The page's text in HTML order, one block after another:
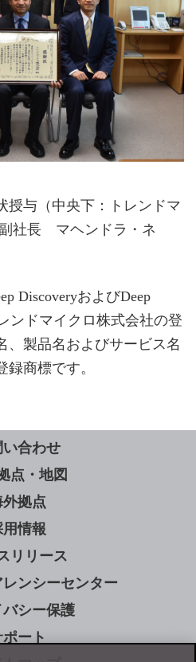
授与（中央下：トレンドマ
社長 マヘンドラ・ネ
DiscoveryおよびDeep
ンドマイクロ株式会社の登
、製品名およびサービス名
商標です。
い合わせ
点・地図
外拠点
用情報
リリース
レンシーセンター
バシー保護
ート